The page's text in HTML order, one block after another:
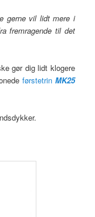
gerne vil lidt mere i
fremragende til det
gør dig lidt klogere
førstetrin MK25